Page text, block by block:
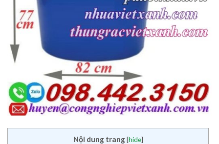
Nội dung trang [hide]